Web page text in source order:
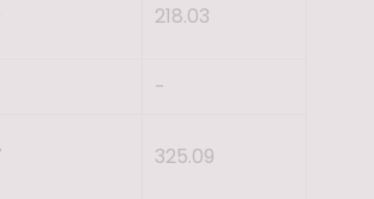
218.03
-
325.09